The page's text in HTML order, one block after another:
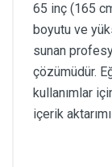
65 inç (165
boyutu ve
sunan
çözümüdür.
kullanımlar
içerik